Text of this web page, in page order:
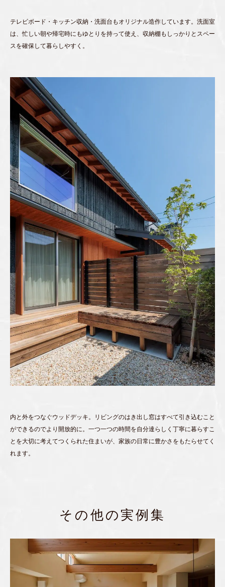
テレビボード・キッチン収納・洗面台もオリジナル造作しています。洗面室
は、忙しい朝や帰宅時にもゆとりを持って使え、収納棚もしっかりとスペー
スを確保して暮らしやすく。
内と外をつなぐウッドデッキ。リビングのはき出し窓はすべて引き込むこと
ができるのでより開放的に。一つ一つの時間を自分達らしく丁寧に暮らすこ
とを大切に考えてつくられた住まいが、家族の日常に豊かさをもたらせてく
れます。
その他の実例集